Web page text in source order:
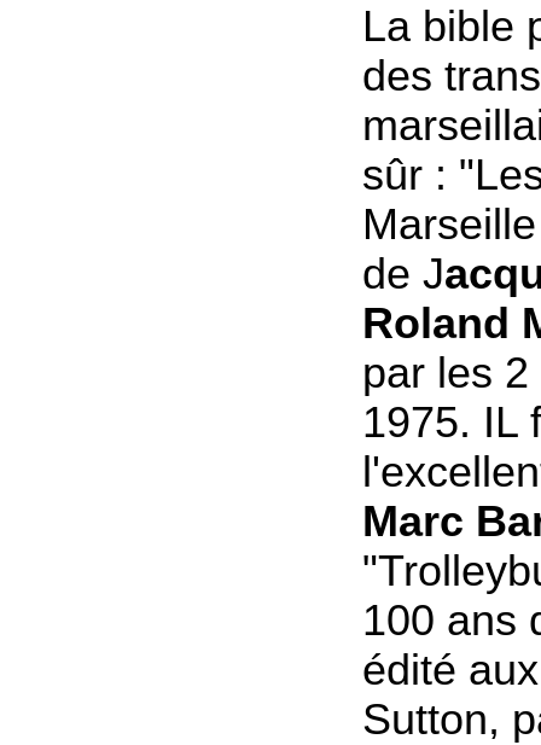
La bible
des
sûr :
de J
Roland
par les
1975. IL
Marc
100 ans
édité
Sutton,